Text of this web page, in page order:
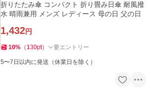
折りたたみ傘 コンパクト 折り畳み日傘 耐風撥
水 晴雨兼用 メンズ レディース 母の日 父の日
1,432円
10% （ 130pt） 要エントリー
5〜7日以内に発送（休業日を除く）